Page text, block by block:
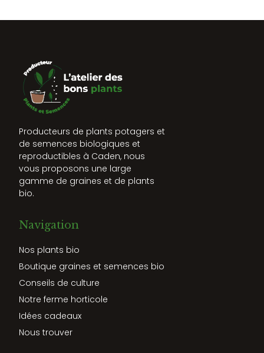
Producteurs de plants potagers et
de semences biologiques et
reproductibles à Caden, nous
vous proposons une large
gamme de graines et de plants
bio.
Navigation
Nos plants bio
Boutique graines et semences bio
Conseils de culture
Notre ferme horticole
Idées cadeaux
Nous trouver